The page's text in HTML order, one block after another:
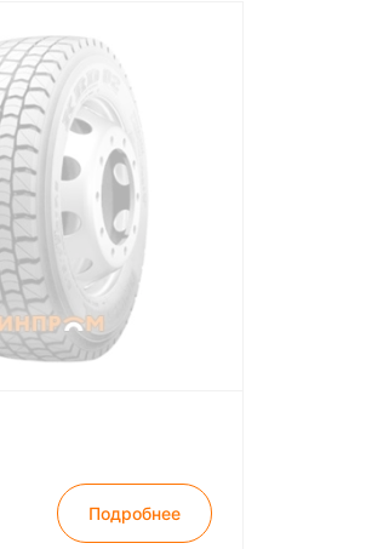
Подробнее